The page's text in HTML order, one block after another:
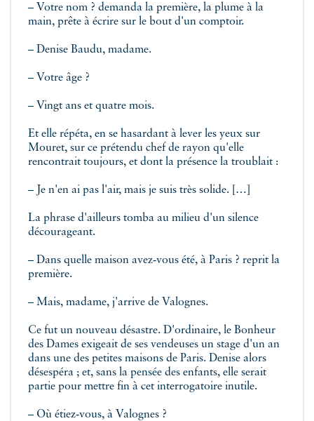
– Votre nom ? demanda la première, la plume à la
main, prête à écrire sur le bout d'un comptoir.
– Denise Baudu, madame.
– Votre âge ?
– Vingt ans et quatre mois.
Et elle répéta, en se hasardant à lever les yeux sur
Mouret, sur ce prétendu chef de rayon qu'elle
rencontrait toujours, et dont la présence la troublait :
– Je n'en ai pas l'air, mais je suis très solide. […]
La phrase d'ailleurs tomba au milieu d'un silence
décourageant.
– Dans quelle maison avez‑vous été, à Paris ? reprit la
première.
– Mais, madame, j'arrive de Valognes.
Ce fut un nouveau désastre. D'ordinaire, le Bonheur
des Dames exigeait de ses vendeuses un stage d'un an
dans une des petites maisons de Paris. Denise alors
désespéra ; et, sans la pensée des enfants, elle serait
partie pour mettre fin à cet interrogatoire inutile.
– Où étiez‑vous, à Valognes ?